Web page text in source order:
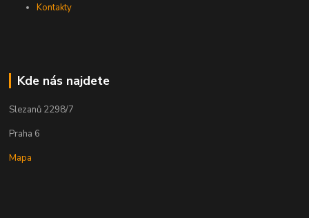
Kontakty
Kde nás najdete
Slezanů 2298/7
Praha 6
Mapa